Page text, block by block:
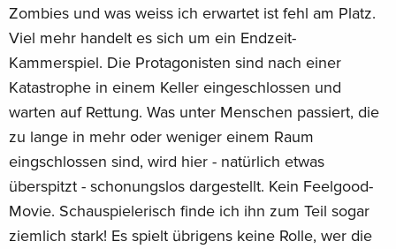
Zombies und was weiss ich erwartet ist fehl am Platz.
Viel mehr handelt es sich um ein Endzeit-
Kammerspiel. Die Protagonisten sind nach einer
Katastrophe in einem Keller eingeschlossen und
warten auf Rettung. Was unter Menschen passiert, die
zu lange in mehr oder weniger einem Raum
eingschlossen sind, wird hier - natürlich etwas
überspitzt - schonungslos dargestellt. Kein Feelgood-
Movie. Schauspielerisch finde ich ihn zum Teil sogar
ziemlich stark! Es spielt übrigens keine Rolle, wer die